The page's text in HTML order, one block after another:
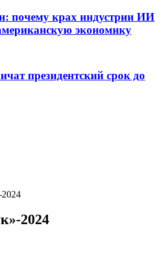
почему крах индустрии ИИ
экономику
президентский срок до
2024